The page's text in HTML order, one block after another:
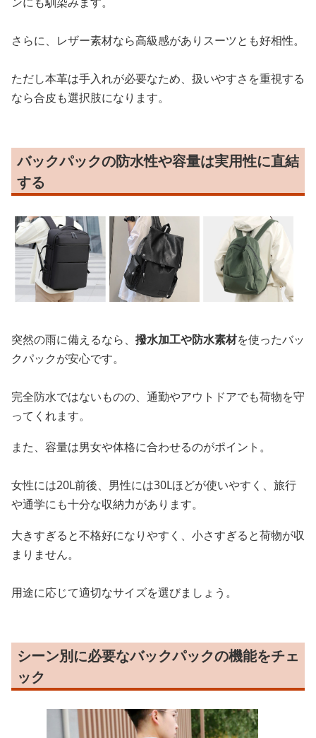
さらに、レザー素材なら高級感がありスーツとも好相性。
ただし本革は手入れが必要なため、扱いやすさを重視する
なら合皮も選択肢になります。
バックパックの防水性や容量は実用性に直結
する
突然の雨に備えるなら、 撥水加工や防水素材を使ったバッ
クパックが安心です。
完全防水ではないものの、通勤やアウトドアでも荷物を守
ってくれます。
また、容量は男女や体格に合わせるのがポイント。
女性には20L前後、男性には30Lほどが使いやすく、旅行
や通学にも十分な収納力があります。
大きすぎると不格好になりやすく、小さすぎると荷物が収
まりません。
用途に応じて適切なサイズを選びましょう。
シーン別に必要なバックパックの機能をチェ
ック